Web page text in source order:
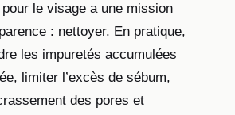
le visage a une mission
: nettoyer. En pratique,
les impuretés accumulées
limiter l’excès de sébum,
des pores et